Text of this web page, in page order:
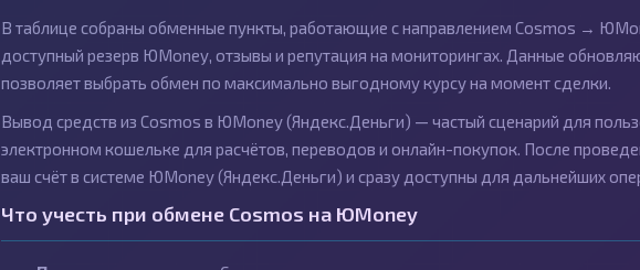
В таблице собраны обменные пункты, работающие с направлением Cosmos →
доступный резерв ЮMoney, отзывы и репутация на мониторингах. Данные
позволяет выбрать обмен по максимально выгодному курсу на момент сделки.
Вывод средств из Cosmos в ЮMoney (Яндекс.Деньги) — частый сценарий для
электронном кошельке для расчётов, переводов и онлайн-покупок. После
ваш счёт в системе ЮMoney (Яндекс.Деньги) и сразу доступны для дальнейших
Что учесть при обмене Cosmos на ЮMoney